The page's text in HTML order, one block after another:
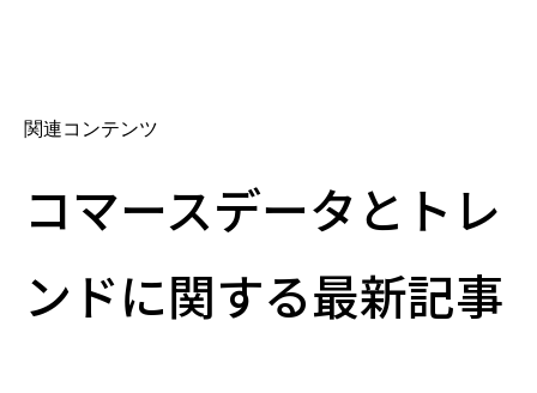
関連コンテンツ
コマースデータとトレ
ンドに関する最新記事